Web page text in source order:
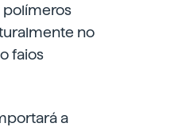
polímeros
no
faios
a